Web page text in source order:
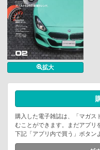
拡大
購入した電子雑誌は、「マガス
むことができます。まだアプリ
下記「アプリ内で買う」ボタン